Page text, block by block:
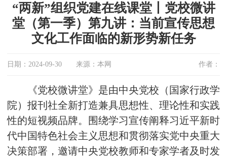
“两新”组织党建在线课堂丨党校微讲
堂（第一季）第九讲：当前宣传思想
文化工作面临的新形势新任务
日期：2024-09-30 来源：本网 作者：
《党校微讲堂》是由中央党校（国家行政学
院）报刊社全新打造兼具思想性、理论性和实践
性的短视频品牌。围绕学习宣传阐释习近平新时
代中国特色社会主义思想和贯彻落实党中央重大
决策部署，邀请中央党校教师和专家学者及时发